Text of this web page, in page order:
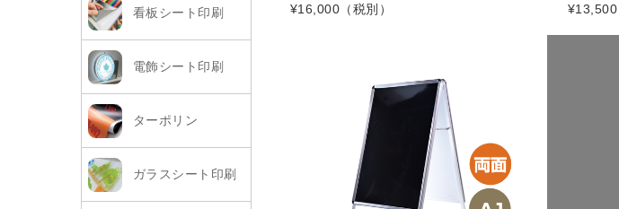
看板シート印刷
電飾シート印刷
ターポリン
ガラスシート印刷
¥16,000 （税別）
¥13,500